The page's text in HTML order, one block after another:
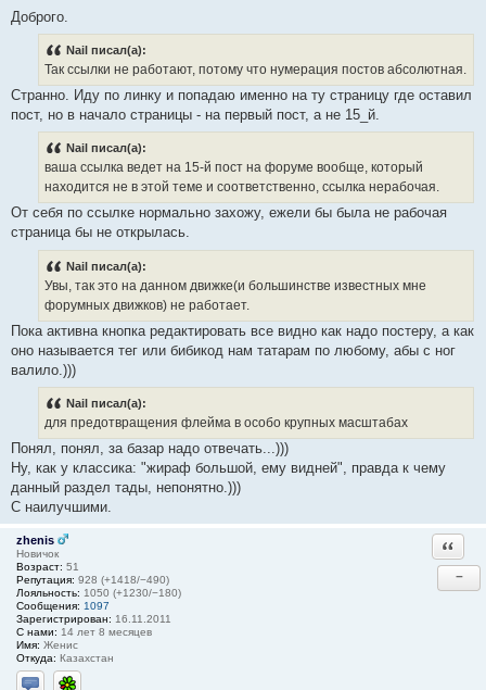
Доброго.
Nail писал(а):
Так ссылки не работают, потому что нумерация постов абсолютная.
Странно. Иду по линку и попадаю именно на ту страницу где оставил
пост, но в начало страницы - на первый пост, а не 15_й.
Nail писал(а):
ваша ссылка ведет на 15-й пост на форуме вообще, который
находится не в этой теме и соответственно, ссылка нерабочая.
От себя по ссылке нормально захожу, ежели бы была не рабочая
страница бы не открылась.
Nail писал(а):
Увы, так это на данном движке(и большинстве известных мне
форумных движков) не работает.
Пока активна кнопка редактировать все видно как надо постеру, а как
оно называется тег или бибикод нам татарам по любому, абы с ног
валило.)))
Nail писал(а):
для предотвращения флейма в особо крупных масштабах
Понял, понял, за базар надо отвечать...)))
Ну, как у классика: "жираф большой, ему видней", правда к чему
данный раздел тады, непонятно.)))
С наилучшими.
zhenis
Новичок
Возраст: 51
Репутация: 928 (+1418/−490)
Лояльность: 1050 (+1230/−180)
Сообщения: 1097
Зарегистрирован: 16.11.2011
С нами: 14 лет 8 месяцев
Имя: Женис
Откуда: Казахстан
−